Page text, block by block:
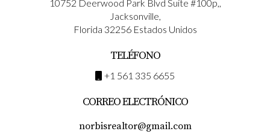
10752 Deerwood Park Blvd Suite #100p,,
Jacksonville,
Florida 32256 Estados Unidos
TELÉFONO
+1 561 335 6655
CORREO ELECTRÓNICO
norbisrealtor@gmail.com